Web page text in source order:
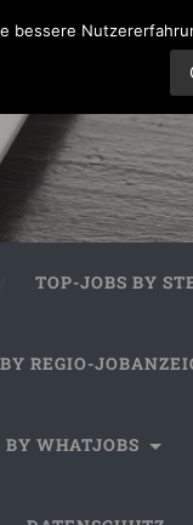
TOP-JOBS BY
REGIO-
BY WHATJOBS
bessere